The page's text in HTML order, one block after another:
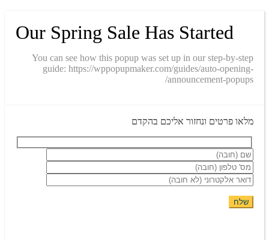
Our Spring Sale Has Started
You can see how this popup was set up in our step-by-step
guide: https://wppopupmaker.com/guides/auto-opening-
announcement-popups/
מלאו פרטים ונחזור אליכם בהקדם